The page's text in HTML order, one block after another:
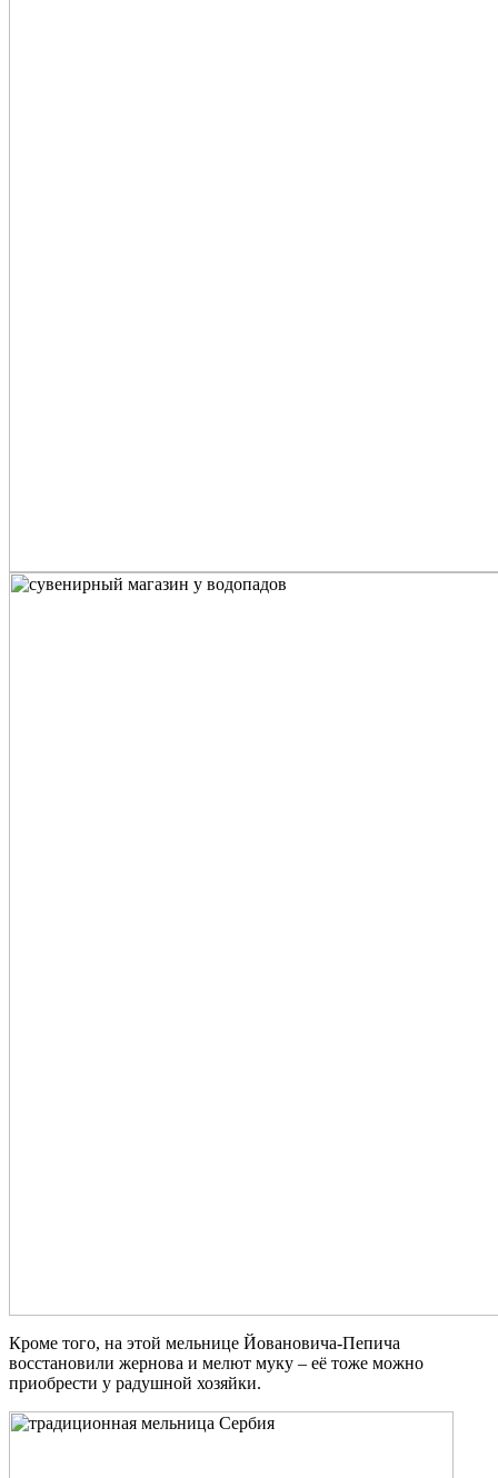
Кроме того, на этой мельнице Йовановича-Пепича
восстановили жернова и мелют муку – её тоже можно
приобрести у радушной хозяйки.